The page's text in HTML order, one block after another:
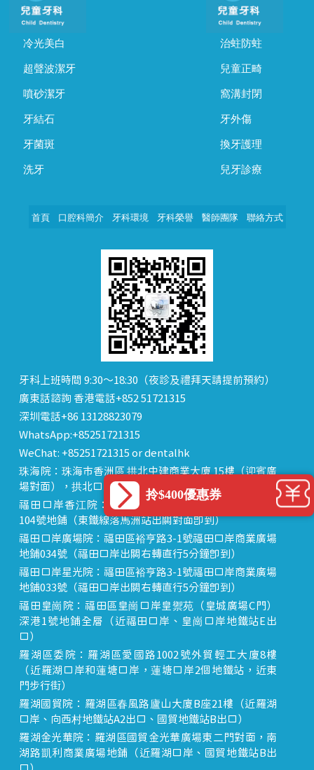
冷光美白
超聲波潔牙
噴砂潔牙
牙結石
牙菌斑
洗牙
治蛀防蛀
兒童正畸
窩溝封閉
牙外傷
換牙護理
兒牙診療
首頁 口腔科簡介 牙科環境 牙科榮譽 醫師團隊 聯絡方式
牙科上班時間 9:30～18:30（夜診及禮拜天請提前預約）
廣東話諮詢 香港電話+852 51721315
深圳電話+86 13128823079
WhatsApp:+85251721315
WeChat: +85251721315 or dentalhk
珠海院：珠海市香洲區 拱北中建商業大廈 15樓（迎賓廣
場對面），拱北口岸步行8分鐘直達
福田口岸香江院：福田區福田口岸正對面，海悅華城
104號地鋪（東鐵線落馬洲站出關對面即到）
福田口岸廣場院：福田區裕亨路3-1號福田口岸商業廣場
地鋪034號（福田口岸出關右轉直行5分鐘即到）
福田口岸星光院：福田區裕亨路3-1號福田口岸商業廣場
地鋪033號（福田口岸出關右轉直行5分鐘即到）
福田皇崗院：福田區皇崗口岸皇禦苑（皇城廣場C門）
深港1號地鋪全層（近福田口岸、皇崗口岸地鐵站E出
口）
羅湖區委院：羅湖區愛國路1002號外貿輕工大廈8樓
（近羅湖口岸和蓮塘口岸，蓮塘口岸2個地鐵站，近東
門步行街）
羅湖國貿院：羅湖區春風路廬山大廈B座21樓（近羅湖
口岸、向西村地鐵站A2出口、國貿地鐵站B出口）
羅湖金光華院：羅湖區國貿金光華廣場東二門對面，南
湖路凱利商業廣場地鋪（近羅湖口岸、國貿地鐵站B出
拎$400優惠券